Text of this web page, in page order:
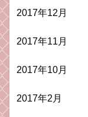
2017年12月
2017年11月
2017年10月
2017年2月